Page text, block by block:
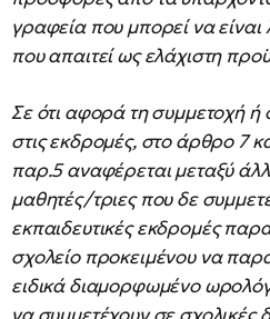
γραφεία που μπορεί να είναι
που απαιτεί ως ελάχιστη
Σε ότι αφορά τη συμμετοχή ή
στις εκδρομές, στο άρθρο 7
παρ.5 αναφέρεται μεταξύ
μαθητές/τριες που δε
εκπαιδευτικές εκδρομές
σχολείο προκειμένου να
ειδικά διαμορφωμένο